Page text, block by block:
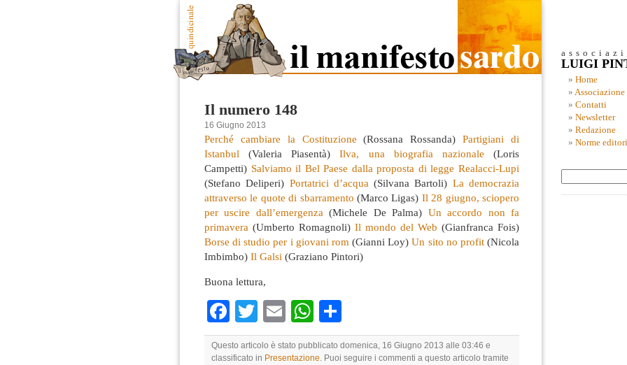
Il numero 148
16 Giugno 2013
Perché cambiare la Costituzione (Rossana Rossanda)Partigiani di
Istanbul (Valeria Piasentà)Ilva, una biografia nazionale (Loris
Campetti) Salviamo il Bel Paese dalla proposta di legge Realacci-Lupi
(Stefano Deliperi) Portatrici d’acqua (Silvana Bartoli) La democrazia
attraverso le quote di sbarramento (Marco Ligas) Il 28 giugno, sciopero
per uscire dall’emergenza (Michele De Palma) Un accordo non fa
primavera (Umberto Romagnoli) Il mondo del Web (Gianfranca Fois)
Borse di studio per i giovani rom (Gianni Loy)Un sito no profit(Nicola
Imbimbo) Il Galsi (Graziano Pintori)
Buona lettura,
Facebook
TwitterEmailWhatsApp
Questo articolo è stato pubblicato domenica, 16 Giugno 2013 alle 03:46 e
classificato in Presentazione. Puoi seguire i commenti a questo articolo tramite
LUIGI
Home
Associazione
Contatti
Newsletter
Redazione
Norme